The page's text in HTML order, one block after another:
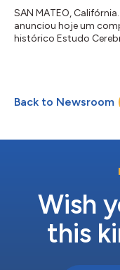
SAN MATEO,
anunciou hoje um
histórico Estudo
alvos terapêuticos
instância, curar
Grupo Baszucki eleva
Back to Newsroom
Wish
this